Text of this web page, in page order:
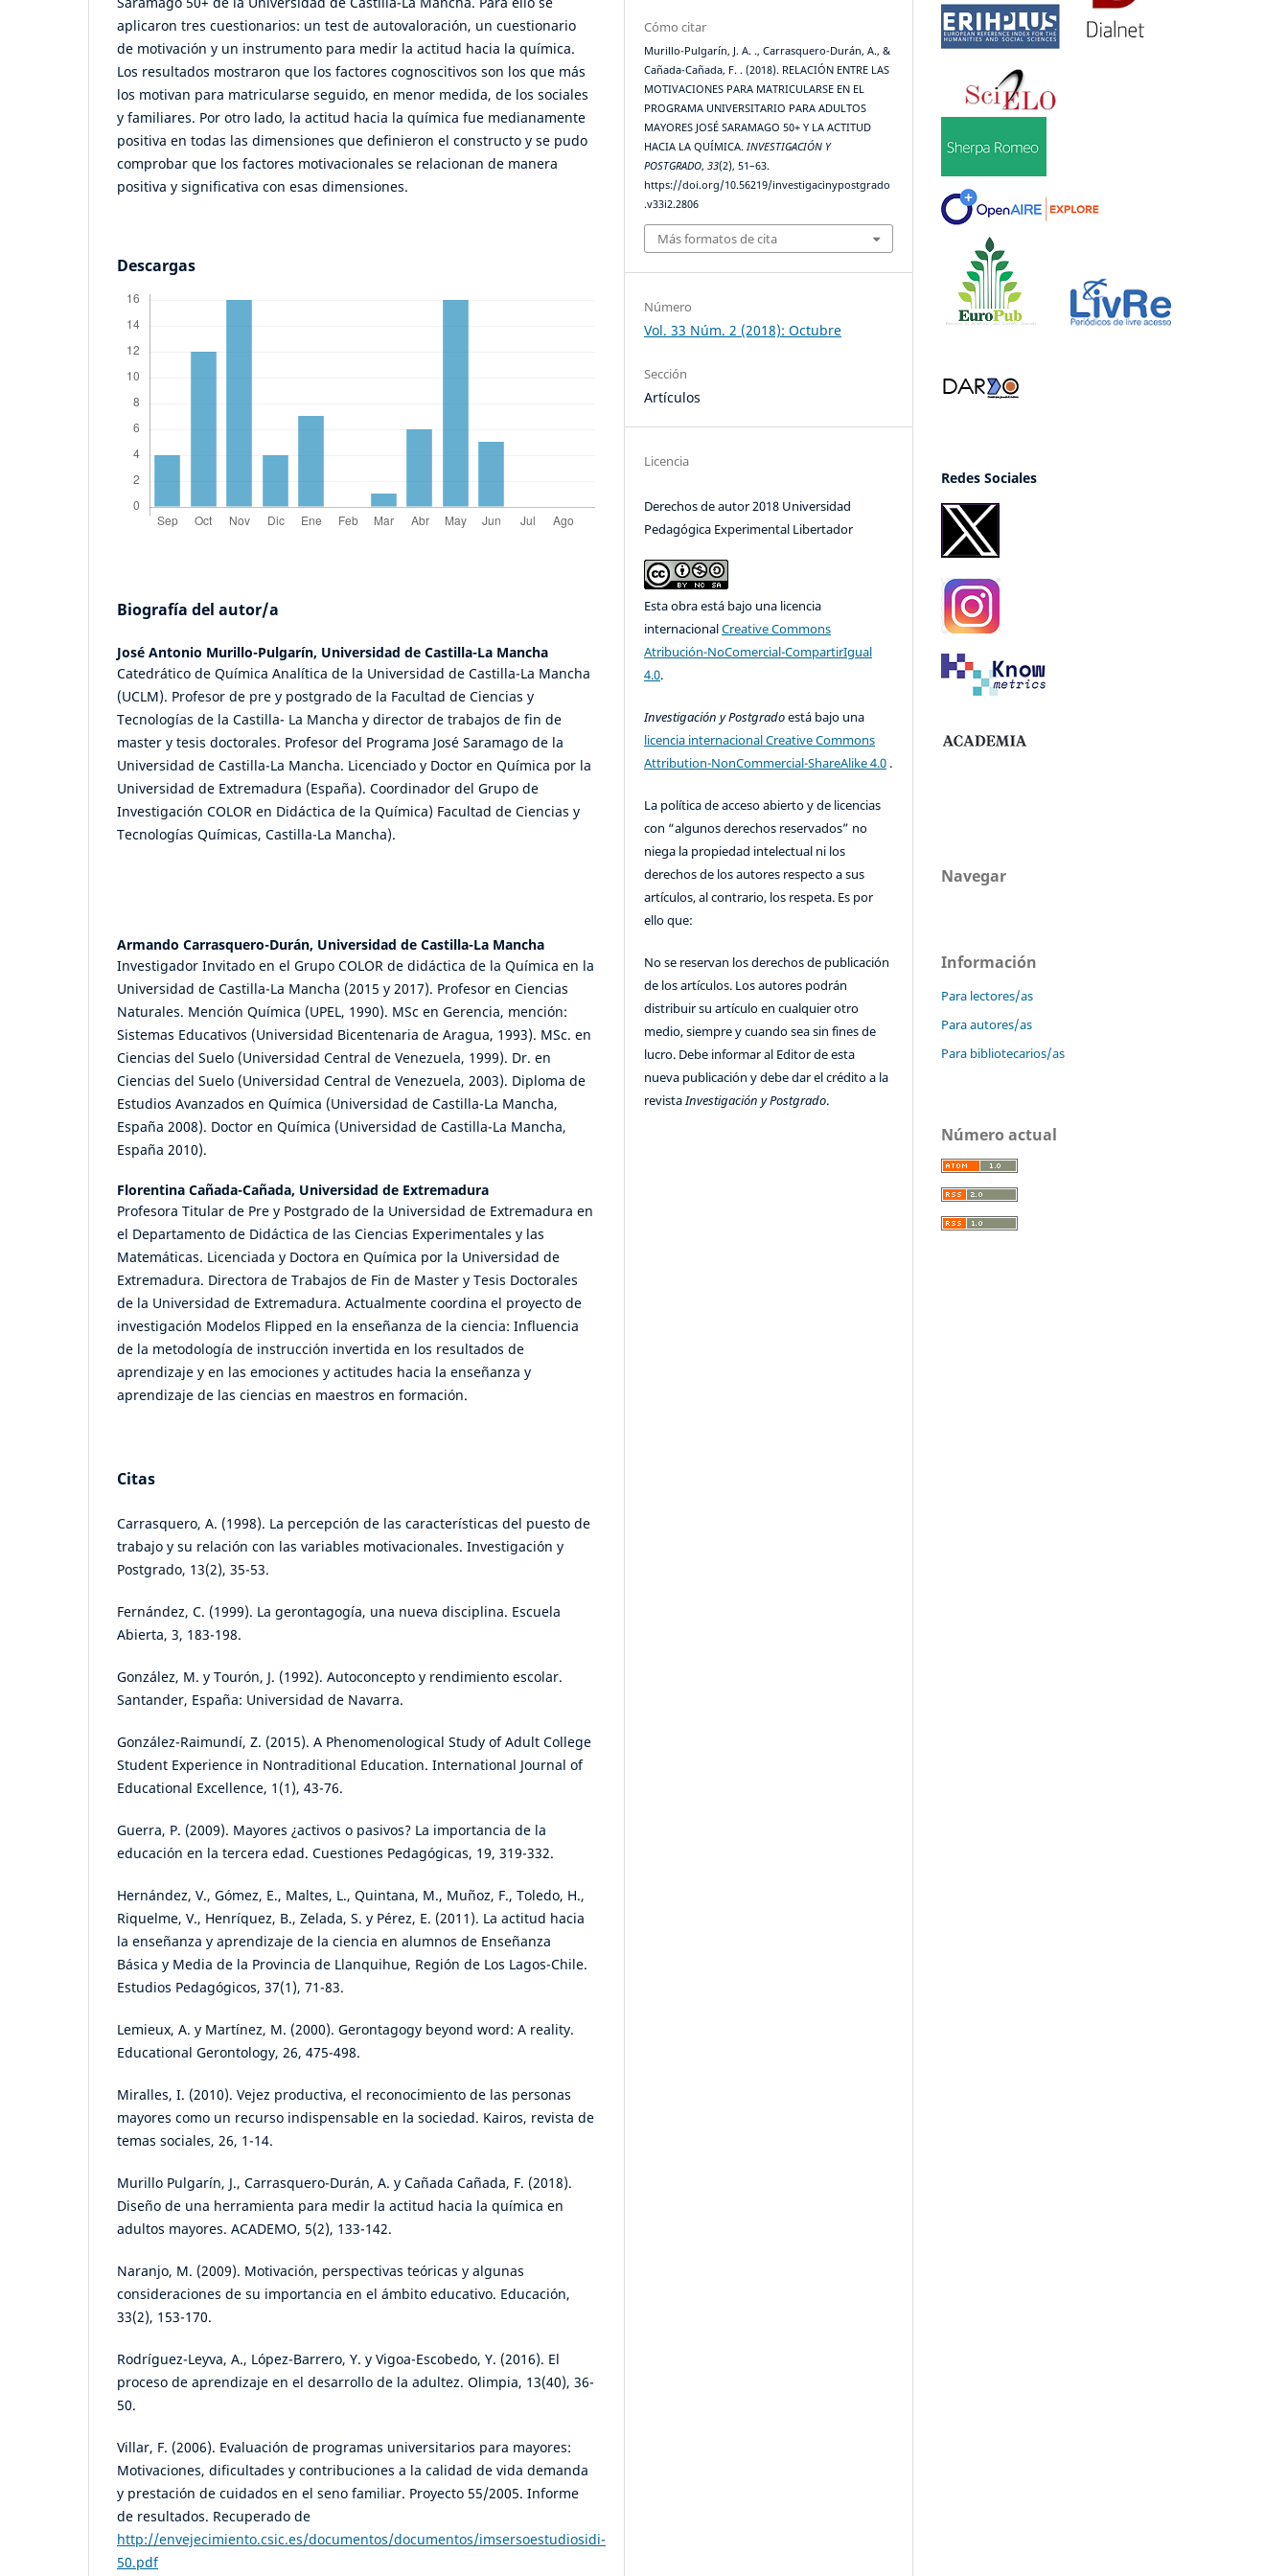
aplicaron tres cuestionarios: un test de autovaloración, un cuestionario
de motivación y un instrumento para medir la actitud hacia la química.
Los resultados mostraron que los factores cognoscitivos son los que más
los motivan para matricularse seguido, en menor medida, de los sociales
y familiares. Por otro lado, la actitud hacia la química fue medianamente
positiva en todas las dimensiones que definieron el constructo y se pudo
comprobar que los factores motivacionales se relacionan de manera
positiva y significativa con esas dimensiones.
Descargas
Biografía del autor/a
José Antonio Murillo-Pulgarín, Universidad de Castilla-La Mancha
Catedrático de Química Analítica de la Universidad de Castilla-La Mancha
(UCLM). Profesor de pre y postgrado de la Facultad de Ciencias y
Tecnologías de la Castilla- La Mancha y director de trabajos de fin de
master y tesis doctorales. Profesor del Programa José Saramago de la
Universidad de Castilla-La Mancha. Licenciado y Doctor en Química por la
Universidad de Extremadura (España). Coordinador del Grupo de
Investigación COLOR en Didáctica de la Química) Facultad de Ciencias y
Tecnologías Químicas, Castilla-La Mancha).
Armando Carrasquero-Durán, Universidad de Castilla-La Mancha
Investigador Invitado en el Grupo COLOR de didáctica de la Química en la
Universidad de Castilla-La Mancha (2015 y 2017). Profesor en Ciencias
Naturales. Mención Química (UPEL, 1990). MSc en Gerencia, mención:
Sistemas Educativos (Universidad Bicentenaria de Aragua, 1993). MSc. en
Ciencias del Suelo (Universidad Central de Venezuela, 1999). Dr. en
Ciencias del Suelo (Universidad Central de Venezuela, 2003). Diploma de
Estudios Avanzados en Química (Universidad de Castilla-La Mancha,
España 2008). Doctor en Química (Universidad de Castilla-La Mancha,
España 2010).
Florentina Cañada-Cañada, Universidad de Extremadura
Profesora Titular de Pre y Postgrado de la Universidad de Extremadura en
el Departamento de Didáctica de las Ciencias Experimentales y las
Matemáticas. Licenciada y Doctora en Química por la Universidad de
Extremadura. Directora de Trabajos de Fin de Master y Tesis Doctorales
de la Universidad de Extremadura. Actualmente coordina el proyecto de
investigación Modelos Flipped en la enseñanza de la ciencia: Influencia
de la metodología de instrucción invertida en los resultados de
aprendizaje y en las emociones y actitudes hacia la enseñanza y
aprendizaje de las ciencias en maestros en formación.
Citas
Carrasquero, A. (1998). La percepción de las características del puesto de
trabajo y su relación con las variables motivacionales. Investigación y
Postgrado, 13(2), 35-53.
Fernández, C. (1999). La gerontagogía, una nueva disciplina. Escuela
Abierta, 3, 183-198.
González, M. y Tourón, J. (1992). Autoconcepto y rendimiento escolar.
Santander, España: Universidad de Navarra.
González-Raimundí, Z. (2015). A Phenomenological Study of Adult College
Student Experience in Nontraditional Education. International Journal of
Educational Excellence, 1(1), 43-76.
Guerra, P. (2009). Mayores ¿activos o pasivos? La importancia de la
educación en la tercera edad. Cuestiones Pedagógicas, 19, 319-332.
Hernández, V., Gómez, E., Maltes, L., Quintana, M., Muñoz, F., Toledo, H.,
Riquelme, V., Henríquez, B., Zelada, S. y Pérez, E. (2011). La actitud hacia
la enseñanza y aprendizaje de la ciencia en alumnos de Enseñanza
Básica y Media de la Provincia de Llanquihue, Región de Los Lagos-Chile.
Estudios Pedagógicos, 37(1), 71-83.
Lemieux, A. y Martínez, M. (2000). Gerontagogy beyond word: A reality.
Educational Gerontology, 26, 475-498.
Miralles, I. (2010). Vejez productiva, el reconocimiento de las personas
mayores como un recurso indispensable en la sociedad. Kairos, revista de
temas sociales, 26, 1-14.
Murillo Pulgarín, J., Carrasquero-Durán, A. y Cañada Cañada, F. (2018).
Diseño de una herramienta para medir la actitud hacia la química en
adultos mayores. ACADEMO, 5(2), 133-142.
Naranjo, M. (2009). Motivación, perspectivas teóricas y algunas
consideraciones de su importancia en el ámbito educativo. Educación,
33(2), 153-170.
Rodríguez-Leyva, A., López-Barrero, Y. y Vigoa-Escobedo, Y. (2016). El
proceso de aprendizaje en el desarrollo de la adultez. Olimpia, 13(40), 36-
50.
Villar, F. (2006). Evaluación de programas universitarios para mayores:
Motivaciones, dificultades y contribuciones a la calidad de vida demanda
y prestación de cuidados en el seno familiar. Proyecto 55/2005. Informe
de resultados. Recuperado de
http://envejecimiento.csic.es/documentos/documentos/imsersoestudiosidi-
50.pdf
Cómo citar
Murillo-Pulgarín, J. A. ., Carrasquero-Durán, A., &
Cañada-Cañada, F. . (2018). RELACIÓN ENTRE LAS
MOTIVACIONES PARA MATRICULARSE EN EL
PROGRAMA UNIVERSITARIO PARA ADULTOS
MAYORES JOSÉ SARAMAGO 50+ Y LA ACTITUD
HACIA LA QUÍMICA.INVESTIGACIÓN Y
POSTGRADO,33(2), 51–63.
https://doi.org/10.56219/investigacinypostgrado
.v33i2.2806
Más formatos de cita
Número
Vol. 33 Núm. 2 (2018): Octubre
Sección
Artículos
Licencia
Derechos de autor 2018 Universidad
Pedagógica Experimental Libertador
Esta obra está bajo una licencia
internacionalCreative Commons
Atribución-NoComercial-CompartirIgual
4.0.
Investigación y Postgradoestá bajo una
licencia internacional Creative Commons
Attribution-NonCommercial-ShareAlike 4.0 .
La política de acceso abierto y de licencias
con “algunos derechos reservados” no
niega la propiedad intelectual ni los
derechos de los autores respecto a sus
artículos, al contrario, los respeta. Es por
ello que:
No se reservan los derechos de publicación
de los artículos. Los autores podrán
distribuir su artículo en cualquier otro
medio, siempre y cuando sea sin fines de
lucro. Debe informar al Editor de esta
nueva publicación y debe dar el crédito a la
revistaInvestigación y Postgrado.
Redes Sociales
Navegar
Información
Para lectores/as
Para autores/as
Para bibliotecarios/as
Número actual